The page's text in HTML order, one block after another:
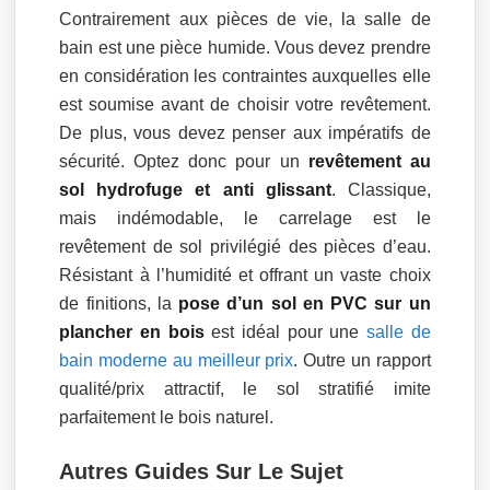
Contrairement aux pièces de vie, la salle de
bain est une pièce humide. Vous devez prendre
en considération les contraintes auxquelles elle
est soumise avant de choisir votre revêtement.
De plus, vous devez penser aux impératifs de
sécurité. Optez donc pour un revêtement au
sol hydrofuge et anti glissant. Classique,
mais indémodable, le carrelage est le
revêtement de sol privilégié des pièces d’eau.
Résistant à l’humidité et offrant un vaste choix
de finitions, la pose d’un sol en PVC sur un
plancher en boisest idéal pour une salle de
bain moderne au meilleur prix. Outre un rapport
qualité/prix attractif, le sol stratifié imite
parfaitement le bois naturel.
Autres Guides Sur Le Sujet